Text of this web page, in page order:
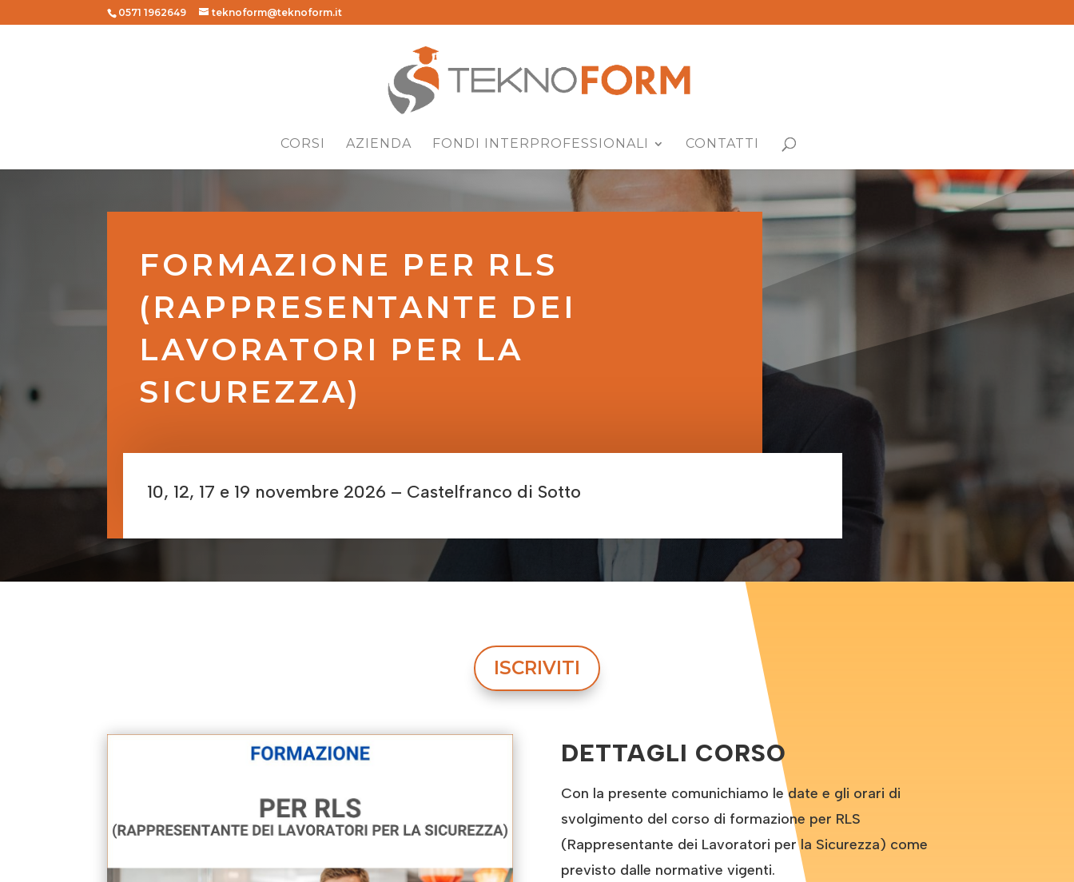
0571 1962649 teknoform@teknoform.it
CORSI AZIENDA FONDI INTERPROFESSIONALI CONTATTI
FORMAZIONE PER RLS
(RAPPRESENTANTE DEI
LAVORATORI PER LA
SICUREZZA)
10, 12, 17 e 19 novembre 2026 – Castelfranco di Sotto
ISCRIVITI
DETTAGLI CORSO
Con la presente comunichiamo le date e gli orari di
svolgimento del corso di formazione per RLS
(Rappresentante dei Lavoratori per la Sicurezza) come
previsto dalle normative vigenti.